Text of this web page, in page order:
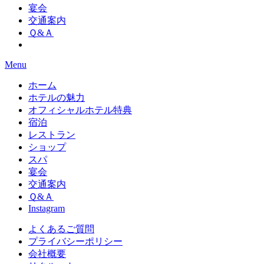
宴会
交通案内
Ｑ&Ａ
Menu
ホーム
ホテルの魅力
オフィシャルホテル特典
宿泊
レストラン
ショップ
スパ
宴会
交通案内
Ｑ&Ａ
Instagram
よくあるご質問
プライバシーポリシー
会社概要